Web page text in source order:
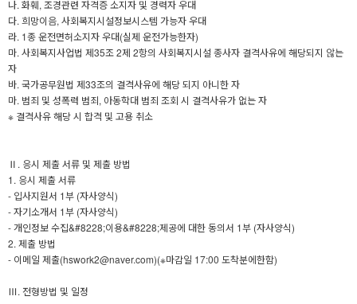
나. 화훼, 조경관련 자격증 소지자 및 경력자 우대
다. 희망이음, 사회복지시설정보시스템 가능자 우대
라. 1종 운전면허소지자 우대(실제 운전가능한자)
마. 사회복지사업법 제35조 2제 2항의 사회복지시설 종사자 결격사유에 해당되지 않는
자
바. 국가공무원법 제33조의 결격사유에 해당 되지 아니한 자
마. 범죄 및 성폭력 범죄, 아동학대 범죄 조회 시 결격사유가 없는 자
※ 결격사유 해당 시 합격 및 고용 취소
Ⅱ. 응시 제출 서류 및 제출 방법
1. 응시 제출 서류
- 입사지원서 1부 (자사양식)
- 자기소개서 1부 (자사양식)
- 개인정보 수집&#8228;이용&#8228;제공에 대한 동의서 1부 (자사양식)
2. 제출 방법
- 이메일 제출(hswork2@naver.com)(※마감일 17:00 도착분에한함)
Ⅲ. 전형방법 및 일정